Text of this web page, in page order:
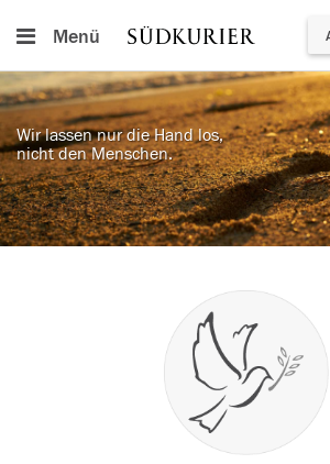
Menü
Wir lassen nur die Hand los,
nicht den Menschen.